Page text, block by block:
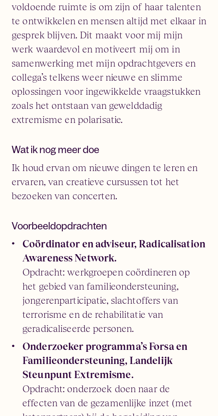
voldoende ruimte is om zijn of haar talenten
te ontwikkelen en mensen altijd met elkaar in
gesprek blijven. Dit maakt voor mij mijn
werk waardevol en motiveert mij om in
samenwerking met mijn opdrachtgevers en
collega’s telkens weer nieuwe en slimme
oplossingen voor ingewikkelde vraagstukken
zoals het ontstaan van gewelddadig
extremisme en polarisatie.
Wat ik nog meer doe
Ik houd ervan om nieuwe dingen te leren en
ervaren, van creatieve cursussen tot het
bezoeken van concerten.
Voorbeeldopdrachten
Coördinator en adviseur, Radicalisation
Awareness Network.
Opdracht: werkgroepen coördineren op
het gebied van familieondersteuning,
jongerenparticipatie, slachtoffers van
terrorisme en de rehabilitatie van
geradicaliseerde personen.
Onderzoeker programma’s Forsa en
Familieondersteuning, Landelijk
Steunpunt Extremisme.
Opdracht: onderzoek doen naar de
effecten van de gezamenlijke inzet (met